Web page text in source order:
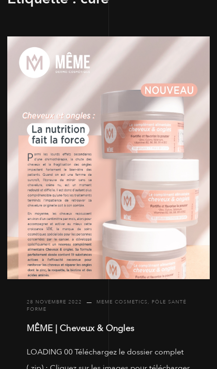
28 NOVEMBRE 2022 MEME COSMETICS, PÔLE SANTÉ
FORME
MÊME | Cheveux & Ongles
LOADING 00 Téléchargez le dossier complet